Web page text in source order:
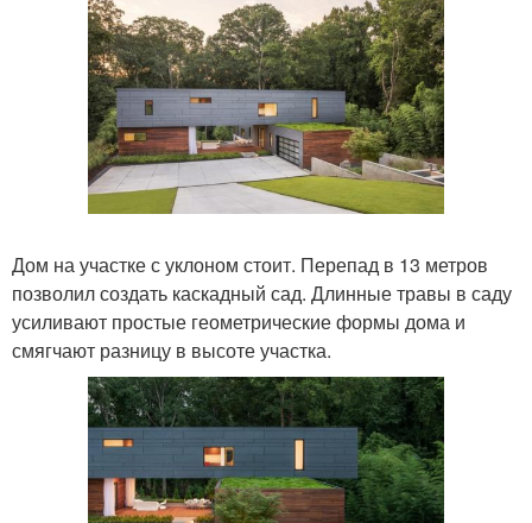
Дом на участке с уклоном стоит. Перепад в 13 метров
позволил создать каскадный сад. Длинные травы в саду
усиливают простые геометрические формы дома и
смягчают разницу в высоте участка.